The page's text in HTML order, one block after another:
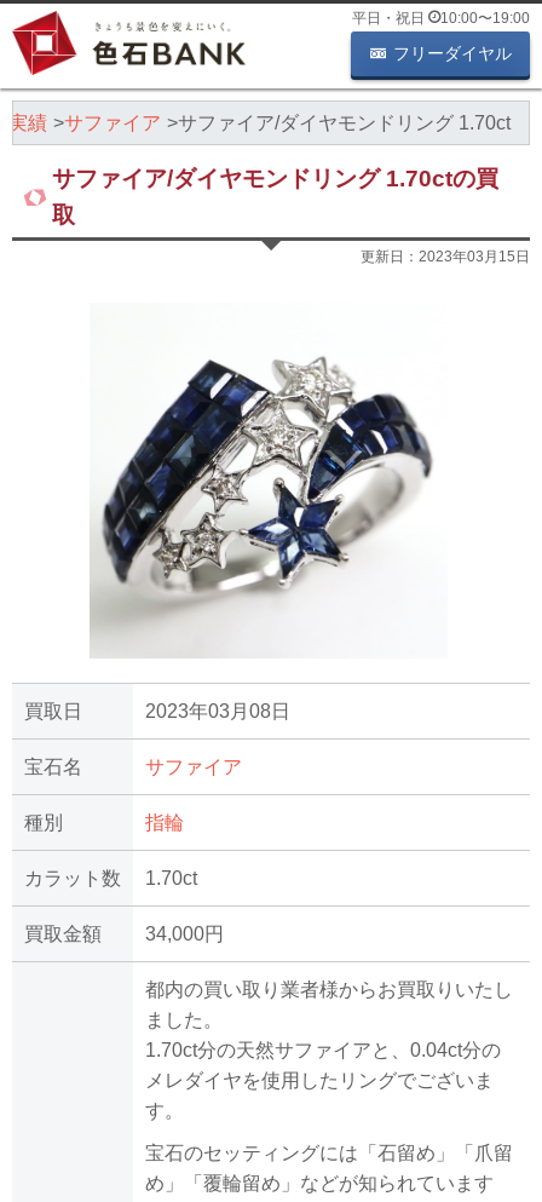
平日・祝日 10:00〜19:00
フリーダイヤル
実績 サファイア サファイア/ダイヤモンドリング 1.70ct
サファイア/ダイヤモンドリング 1.70ctの買
取
更新日： 2023年03月15日
買取日 2023年03月08日
宝石名 サファイア
種別 指輪
カラット数 1.70ct
買取金額 34,000円
都内の買い取り業者様からお買取りいたし
ました。
1.70ct分の天然サファイアと、0.04ct分の
メレダイヤを使用したリングでございま
す。
宝石のセッティングには「石留め」「爪留
め」「覆輪留め」などが知られています